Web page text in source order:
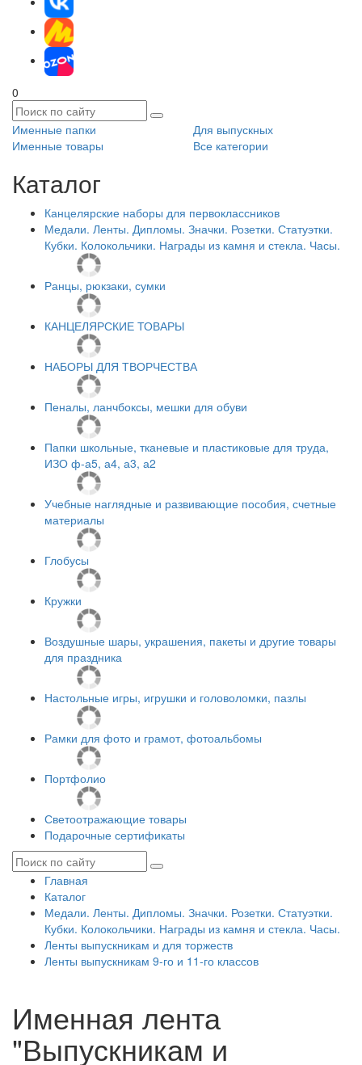
0
Именные папки
Для выпускных
Именные товары
Все категории
Каталог
Канцелярские наборы для первоклассников
Медали. Ленты. Дипломы. Значки. Розетки. Статуэтки.
Кубки. Колокольчики. Награды из камня и стекла. Часы.
Ранцы, рюкзаки, сумки
КАНЦЕЛЯРСКИЕ ТОВАРЫ
НАБОРЫ ДЛЯ ТВОРЧЕСТВА
Пеналы, ланчбоксы, мешки для обуви
Папки школьные, тканевые и пластиковые для труда,
ИЗО ф-а5, а4, а3, а2
Учебные наглядные и развивающие пособия, счетные
материалы
Глобусы
Кружки
Воздушные шары, украшения, пакеты и другие товары
для праздника
Настольные игры, игрушки и головоломки, пазлы
Рамки для фото и грамот, фотоальбомы
Портфолио
Светоотражающие товары
Подарочные сертификаты
Главная
Каталог
Медали. Ленты. Дипломы. Значки. Розетки. Статуэтки.
Кубки. Колокольчики. Награды из камня и стекла. Часы.
Ленты выпускникам и для торжеств
Ленты выпускникам 9-го и 11-го классов
Именная лента
"Выпускникам и